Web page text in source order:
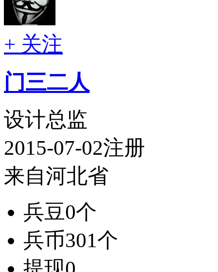
+ 关注
门三二人
设计总监
2015-07-02注册
来自河北省
兵豆0个
兵币301个